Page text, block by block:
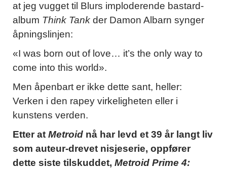
at jeg vugget til Blurs imploderende bastard-
album Think Tank der Damon Albarn synger
åpningslinjen:
«I was born out of love… it’s the only way to
come into this world».
Men åpenbart er ikke dette sant, heller:
Verken i den rapey virkeligheten eller i
kunstens verden.
Etter at Metroid nå har levd et 39 år langt liv
som auteur-drevet nisjeserie, oppfører
dette siste tilskuddet, Metroid Prime 4: